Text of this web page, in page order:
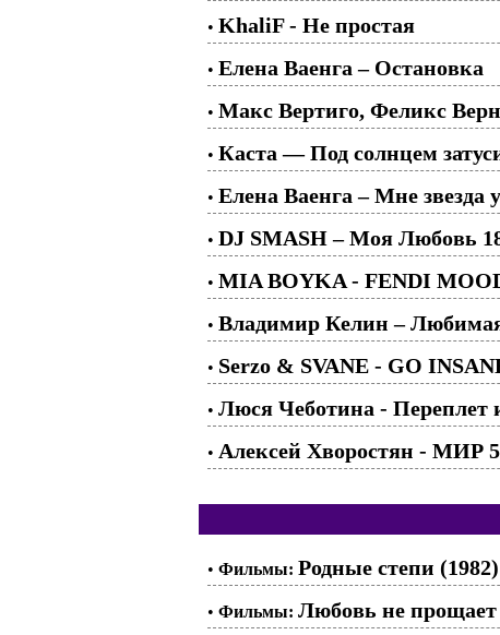
• KhaliF - Не простая
• Елена Ваенга – Остановка
• Макс Вертиго, Феликс
• Каста — Под солнцем
• Елена Ваенга – Мне звезда
• DJ SMASH – Моя Любовь
• MIA BOYKA - FENDI
• Владимир Келин –
• Serzo & SVANE - GO
• Люся Чеботина - Переплет
• Алексей Хворостян - МИР
• Фильмы: Родные степи (1982)
• Фильмы: Любовь не прощает